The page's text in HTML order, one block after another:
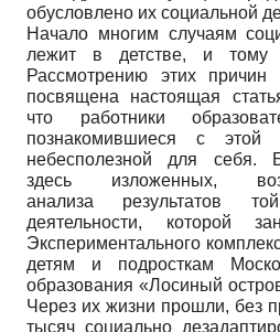
обусловлено их социальной
Начало многим случаям
лежит в детстве, и тому
Рассмотрению этих
посвящена настоящая
что работники
познакомившиеся с этой
небесполезной для себя.
здесь изложенных,
анализа результатов
деятельности, которой
Экспериментального
детям и подросткам
образования «Лосиный
Через их жизни прошли, без
тысяч социально